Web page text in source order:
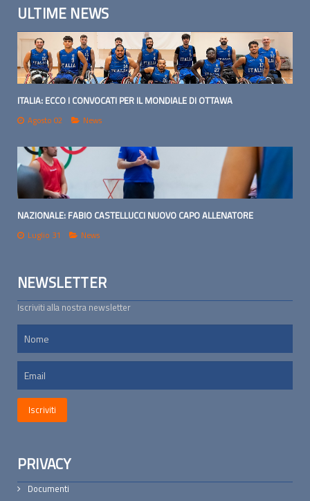
ULTIME NEWS
ITALIA: ECCO I CONVOCATI PER IL MONDIALE DI OTTAWA
Agosto 02 News
NAZIONALE: FABIO CASTELLUCCI NUOVO CAPO ALLENATORE
Luglio 31 News
NEWSLETTER
Iscriviti alla nostra newsletter
PRIVACY
Documenti